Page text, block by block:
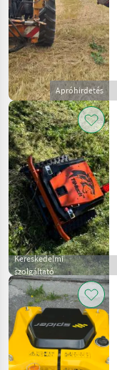
Apróhirdetés
Kereskedelmi
szolgáltató